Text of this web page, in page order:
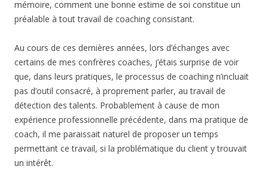
mémoire, comment une bonne estime de soi constitue un
préalable à tout travail de coaching consistant.
Au cours de ces dernières années, lors d’échanges avec
certains de mes confrères coaches, j’étais surprise de voir
que, dans leurs pratiques, le processus de coaching n’incluait
pas d’outil consacré, à proprement parler, au travail de
détection des talents. Probablement à cause de mon
expérience professionnelle précédente, dans ma pratique de
coach, il me paraissait naturel de proposer un temps
permettant ce travail, si la problématique du client y trouvait
un intérêt.